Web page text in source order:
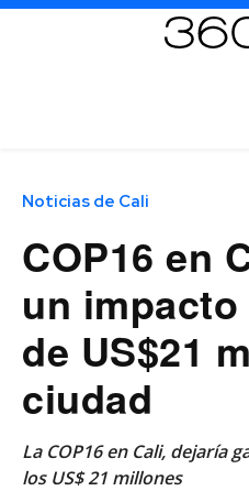
Noticias de Cali
COP16 en
un
de US$21
ciudad
La COP16 en Cali, dejaría
los US$ 21 millones